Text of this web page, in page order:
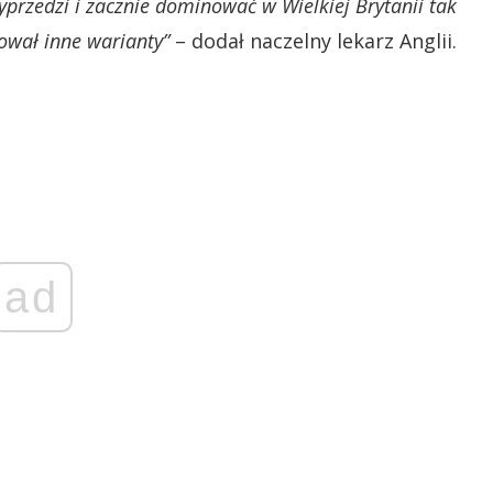
i zacznie dominować w Wielkiej Brytanii tak
inne warianty”– dodał naczelny lekarz Anglii.
ad